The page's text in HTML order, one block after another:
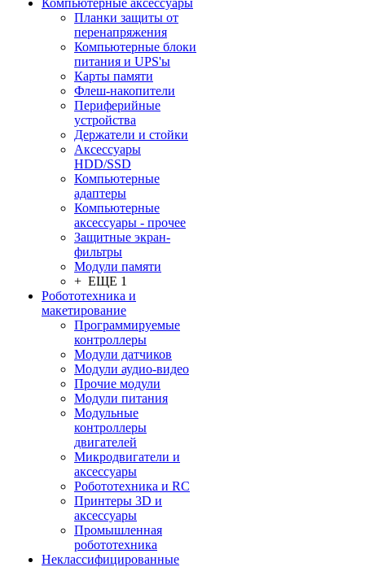
Компьютерные аксессуары
Планки защиты от
перенапряжения
Компьютерные блоки
питания и UPS'ы
Карты памяти
Флеш-накопители
Периферийные
устройства
Держатели и стойки
Аксессуары
HDD/SSD
Компьютерные
адаптеры
Компьютерные
аксессуары - прочее
Защитные экран-
фильтры
Модули памяти
+ ЕЩЕ 1
Робототехника и
макетирование
Программируемые
контроллеры
Модули датчиков
Модули аудио-видео
Прочие модули
Модули питания
Модульные
контроллеры
двигателей
Микродвигатели и
аксессуары
Робототехника и RC
Принтеры 3D и
аксессуары
Промышленная
робототехника
Неклассифицированные